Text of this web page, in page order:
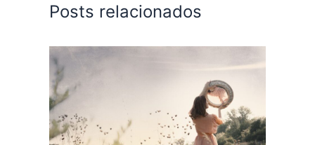
Posts relacionados